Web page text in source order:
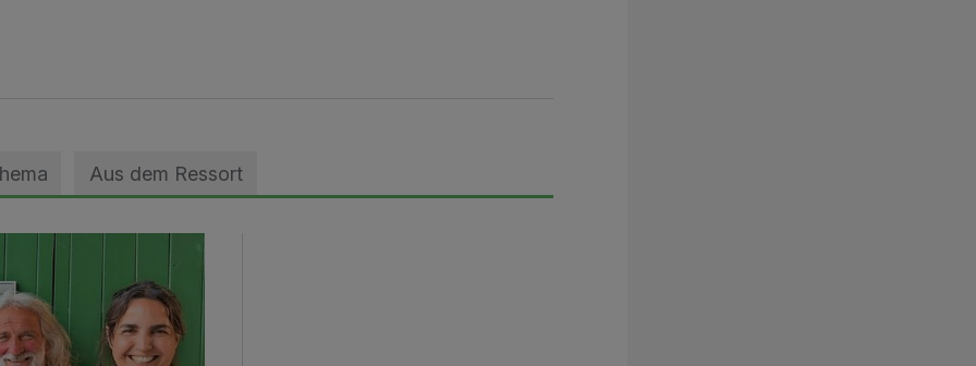
Aus dem Ressort